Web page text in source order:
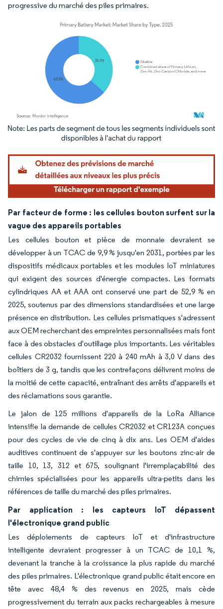
progressive du marché des piles primaires.
Image © Mordor Intelligence. La réutilisation nécessite une attribution sous CC BY
Par facteur de forme : les cellules bouton surfent sur la
vague des appareils portables
Les cellules bouton et pièce de monnaie devraient se
développer à un TCAC de 9,9 % jusqu'en 2031, portées par les
dispositifs médicaux portables et les modules IoT miniatures
qui exigent des sources d'énergie compactes. Les formats
cylindriques AA et AAA ont conservé une part de 52,9 % en
2025, soutenus par des dimensions standardisées et une large
présence en distribution. Les cellules prismatiques s'adressent
aux OEM recherchant des empreintes personnalisées mais font
face à des obstacles d'outillage plus importants. Les véritables
cellules CR2032 fournissent 220 à 240 mAh à 3,0 V dans des
boîtiers de 3 g, tandis que les contrefaçons délivrent moins de
la moitié de cette capacité, entraînant des arrêts d'appareils et
des réclamations sous garantie.
Le jalon de 125 millions d'appareils de la LoRa Alliance
intensifie la demande de cellules CR2032 et CR123A conçues
pour des cycles de vie de cinq à dix ans. Les OEM d'aides
auditives continuent de s'appuyer sur les boutons zinc-air de
taille 10, 13, 312 et 675, soulignant l'irremplaçabilité des
chimies spécialisées pour les appareils ultra-petits dans les
références de taille du marché des piles primaires.
Par application : les capteurs IoT dépassent
l'électronique grand public
Les déploiements de capteurs IoT et d'infrastructure
intelligente devraient progresser à un TCAC de 10,1 %,
devenant la tranche à la croissance la plus rapide du marché
des piles primaires. L'électronique grand public était encore en
tête avec 48,4 % des revenus en 2025, mais cède
progressivement du terrain aux packs rechargeables à mesure